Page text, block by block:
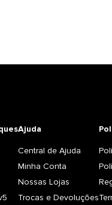
Ajuda
Central de Ajuda
Minha Conta
Nossas Lojas
Trocas e Devoluções